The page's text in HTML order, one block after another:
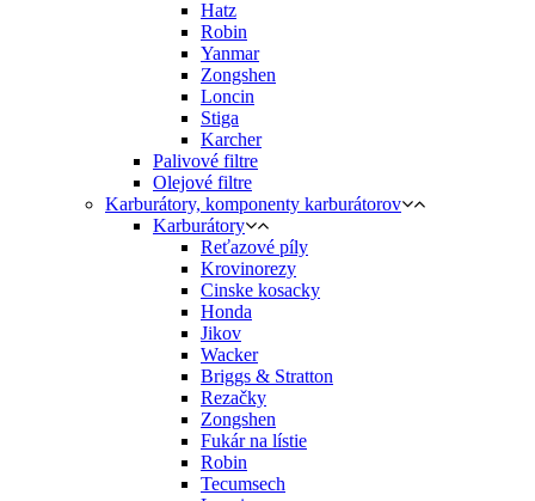
Hatz
Robin
Yanmar
Zongshen
Loncin
Stiga
Karcher
Palivové filtre
Olejové filtre
Karburátory, komponenty karburátorov
Karburátory
Reťazové píly
Krovinorezy
Cinske kosacky
Honda
Jikov
Wacker
Briggs & Stratton
Rezačky
Zongshen
Fukár na lístie
Robin
Tecumsech